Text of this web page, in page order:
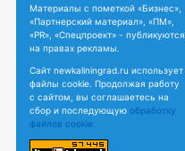
Материалы с пометкой «Бизнес»,
«Партнерский материал», «ПМ»,
«PR», «Спецпроект» - публикуются
на правах рекламы.
Сайт newkaliningrad.ru использует
файлы cookie. Продолжая работу
с сайтом, вы соглашаетесь на
сбор и последующую обработку
файлов cookie.